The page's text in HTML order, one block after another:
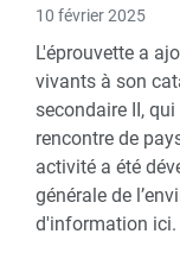
10 février 2025
L'éprouvette a
vivants à son
secondaire II,
rencontre de
activité a été
générale de
d'information ici.